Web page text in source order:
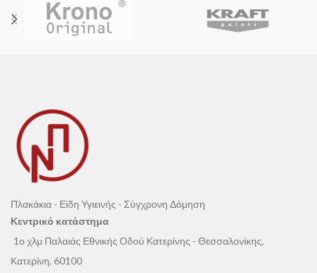
📞 Επικοινωνήστε μαζί
μας - Εξυπηρέτηση
Πελατών
Πλακάκια - Είδη Υγιεινής - Σύγχρονη Δόμηση
Κεντρικό κατάστημα
1ο χλμ Παλαιάς Εθνικής Οδού Κατερίνης - Θεσσαλονίκης,
Κατερίνη, 60100